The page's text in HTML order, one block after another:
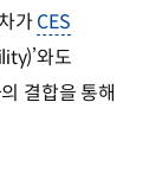
가CES
와도
결합을 통해